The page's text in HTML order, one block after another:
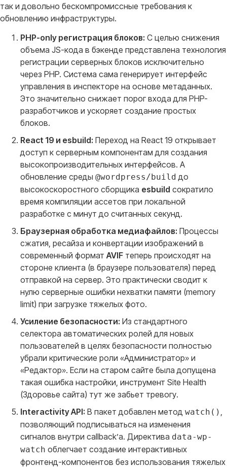
так и довольно бескомпромиссные требования к
обновлению инфраструктуры.
PHP-only регистрация блоков: С целью снижения
объема JS-кода в бэкенде представлена технология
регистрации серверных блоков исключительно
через PHP. Система сама генерирует интерфейс
управления в инспекторе на основе метаданных.
Это значительно снижает порог входа для PHP-
разработчиков и ускоряет создание простых
блоков.
React 19 и esbuild: Переход на React 19 открывает
доступ к серверным компонентам для создания
высокопроизводительных интерфейсов. А
обновление среды @wordpress/build до
высокоскоростного сборщика esbuild сократило
время компиляции ассетов при локальной
разработке с минут до считанных секунд.
Браузерная обработка медиафайлов: Процессы
сжатия, ресайза и конвертации изображений в
современный формат AVIF теперь происходят на
стороне клиента (в браузере пользователя) перед
отправкой на сервер. Это практически сводит к
нулю серверные ошибки нехватки памяти (memory
limit) при загрузке тяжелых фото.
Усиление безопасности: Из стандартного
селектора автоматических ролей для новых
пользователей в целях безопасности полностью
убрали критические роли «Администратор» и
«Редактор». Если на старом сайте была допущена
такая ошибка настройки, инструмент Site Health
(Здоровье сайта) тут же забьет тревогу.
Interactivity API: В пакет добавлен метод watch()
позволяющий подписываться на изменения
сигналов внутри callback’а. Директива data-wp-
watch облегчает создание интерактивных
фронтенд-компонентов без использования тяжелых